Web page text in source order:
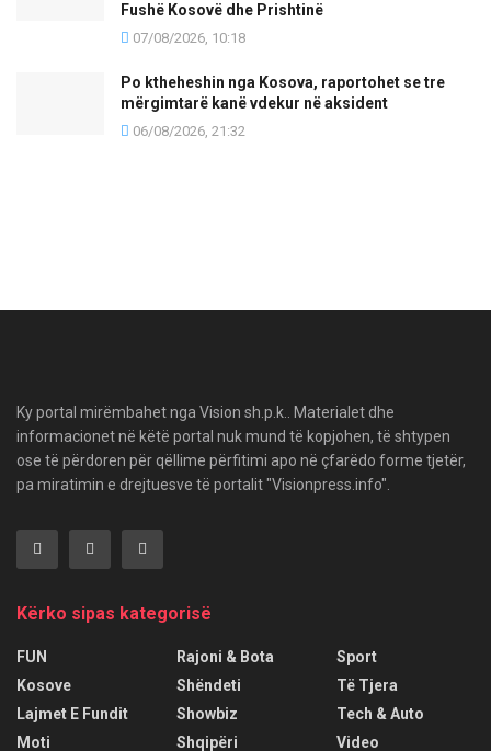
Fushë Kosovë dhe Prishtinë
07/08/2026, 10:18
Po ktheheshin nga Kosova, raportohet se tre
mërgimtarë kanë vdekur në aksident
06/08/2026, 21:32
Ky portal mirëmbahet nga Vision sh.p.k.. Materialet dhe
informacionet në këtë portal nuk mund të kopjohen, të shtypen
ose të përdoren për qëllime përfitimi apo në çfarëdo forme tjetër,
pa miratimin e drejtuesve të portalit "Visionpress.info".
Kërko sipas kategorisë
FUN
Kosove
Lajmet E Fundit
Moti
Rajoni & Bota
Shëndeti
Showbiz
Shqipëri
Sport
Të Tjera
Tech & Auto
Video